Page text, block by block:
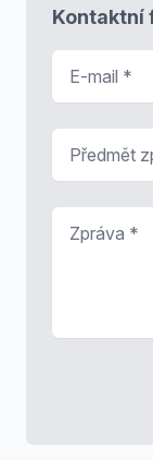
Kontaktní